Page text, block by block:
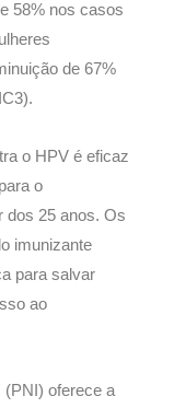
58% nos casos
de 67%
o HPV é eficaz
o
dos 25 anos. Os
imunizante
para salvar
ao
(PNI) oferece a